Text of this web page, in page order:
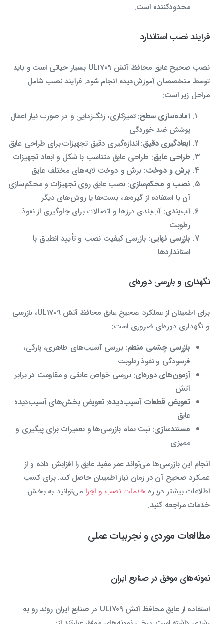
محدودکننده است.
فرآیند نصب استاندارد
نصب صحیح عایق محافظ آتش UL1709 بسیار حیاتی است و باید
توسط متخصصان آموزش‌دیده انجام شود. فرآیند نصب شامل
مراحل زیر است:
آماده‌سازی سطح: تمیزکاری، زنگ‌زدایی و در صورت نیاز اعمال
پوشش ضد خوردگی
ابعادگیری دقیق: اندازه‌گیری دقیق تجهیزات برای طراحی عایق
طراحی عایق: طراحی عایق متناسب با شکل و ابعاد تجهیزات
برش و دوخت: برش و دوخت لایه‌های مختلف عایق
نصب و محکم‌سازی: نصب عایق روی تجهیزات و محکم‌سازی
آن با استفاده از گیره‌ها، بست‌ها یا روش‌های دیگر
آب‌بندی: آب‌بندی درزها و اتصالات برای جلوگیری از نفوذ
رطوبت
بازرسی نهایی: بازرسی کیفیت نصب و تأیید انطباق با
استانداردها
نگهداری و بازرسی دوره‌ای
برای اطمینان از عملکرد صحیح عایق محافظ آتش UL1709، بازرسی
و نگهداری دوره‌ای ضروری است:
بازرسی چشمی منظم: بررسی آسیب‌های ظاهری، پارگی،
فرسودگی و نفوذ رطوبت
آزمون‌های دوره‌ای: بررسی خواص عایقی و مقاومت در برابر
آتش
تعویض قطعات آسیب‌دیده: تعویض بخش‌های آسیب‌دیده
عایق
مستندسازی: ثبت تمام بازرسی‌ها و تعمیرات برای پیگیری و
ممیزی
انجام این بازرسی‌ها می‌تواند عمر مفید عایق را افزایش داده و از
عملکرد صحیح آن در زمان نیاز اطمینان حاصل کند. برای کسب
اطلاعات بیشتر درباره خدمات نصب و اجرا می‌توانید به بخش
خدمات مراجعه کنید.
مطالعات موردی و تجربیات عملی
نمونه‌های موفق در صنایع ایران
استفاده از عایق محافظ آتش UL1709 در صنایع ایران روند رو به